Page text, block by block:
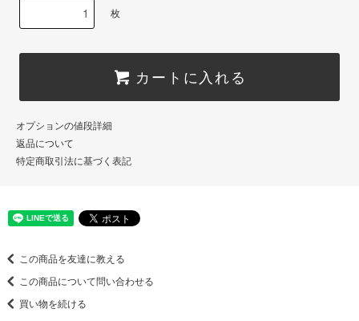
枚
カートに入れる
オプションの値段詳細
返品について
特定商取引法に基づく表記
この商品を友達に教える
この商品について問い合わせる
買い物を続ける